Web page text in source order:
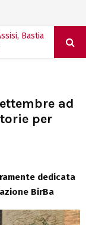
ad
per
dedicata
BirBa